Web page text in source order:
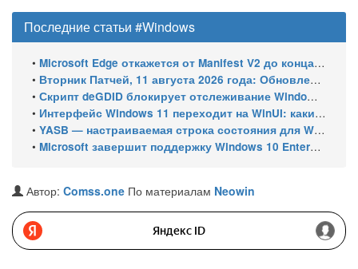
Последние статьи #Windows
• Microsoft Edge откажется от Manifest V2 до конца 2026 года – классический uBlock Origin перестанет работать
• Вторник Патчей, 11 августа 2026 года: Обновления безопасности для Windows 11 (включая KB5121003), ESU-обновления для Windows 10
• Скрипт deGDID блокирует отслеживание Windows по глобальному идентификатору устройства
• Интерфейс Windows 11 переходит на WinUI: какие системные элементы обновит Microsoft
• YASB — настраиваемая строка состояния для Windows с виджетами и поддержкой нескольких мониторов
• Microsoft завершит поддержку Windows 10 Enterprise LTSC 2021 в январе 2027 года. ESU продлят обновления до января 2030 года
Автор: Comss.one По материалам Neowin